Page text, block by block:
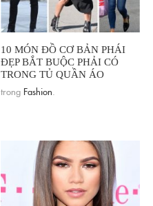
10 MÓN ĐỒ CƠ BẢN PHÁI
ĐẸP BẮT BUỘC PHẢI CÓ
TRONG TỦ QUẦN ÁO
trong Fashion